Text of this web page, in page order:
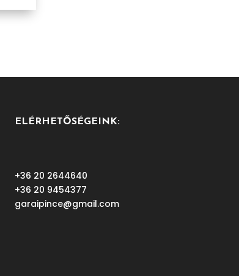
ELÉRHETŐSÉGEINK:
+36 20 2644640
+36 20 9454377
garaipince@gmail.com